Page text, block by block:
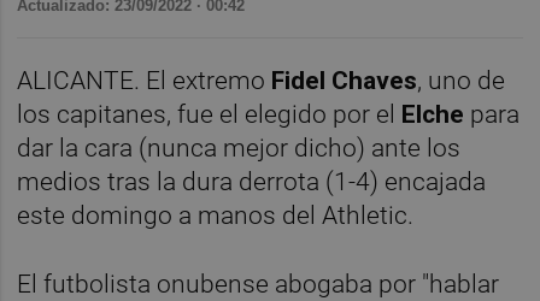
Actualizado: 23/09/2022 · 00:42
ALICANTE. El extremo Fidel Chaves, uno de
los capitanes, fue el elegido por el Elche para
dar la cara (nunca mejor dicho) ante los
medios tras la dura derrota (1-4) encajada
este domingo a manos del Athletic.
El futbolista onubense abogaba por "hablar